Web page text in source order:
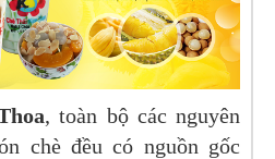
, toàn bộ các nguyên
chè đều có nguồn gốc